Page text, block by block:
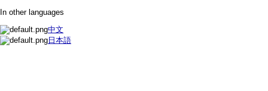
In other languages
中文
日本語